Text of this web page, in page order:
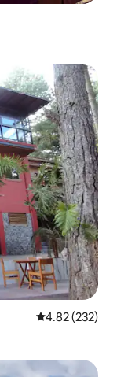
평점 4.82점(5
4.82 (232)